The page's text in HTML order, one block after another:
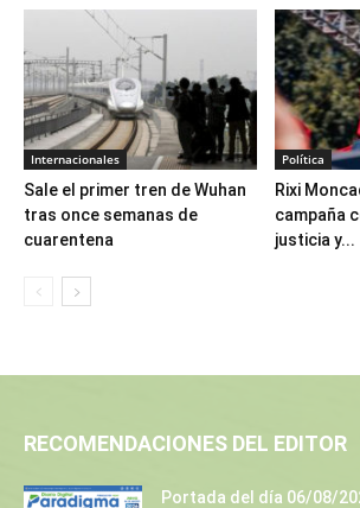
Internacionales
Sale el primer tren de Wuhan
tras once semanas de
cuarentena
Política
Rixi
campaña
justicia y...
RECOMENDACIONES DEL EDITOR
Portada del día 06/08/